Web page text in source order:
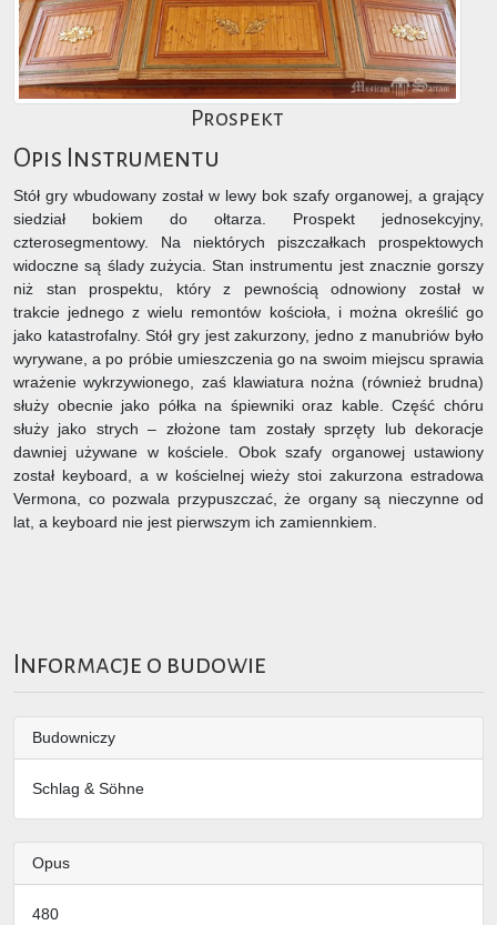
Prospekt
Opis Instrumentu
Stół gry wbudowany został w lewy bok szafy organowej, a grający
siedział bokiem do ołtarza. Prospekt jednosekcyjny,
czterosegmentowy. Na niektórych piszczałkach prospektowych
widoczne są ślady zużycia. Stan instrumentu jest znacznie gorszy
niż stan prospektu, który z pewnością odnowiony został w
trakcie jednego z wielu remontów kościoła, i można określić go
jako katastrofalny. Stół gry jest zakurzony, jedno z manubriów było
wyrywane, a po próbie umieszczenia go na swoim miejscu sprawia
wrażenie wykrzywionego, zaś klawiatura nożna (również brudna)
służy obecnie jako półka na śpiewniki oraz kable. Część chóru
służy jako strych – złożone tam zostały sprzęty lub dekoracje
dawniej używane w kościele. Obok szafy organowej ustawiony
został keyboard, a w kościelnej wieży stoi zakurzona estradowa
Vermona, co pozwala przypuszczać, że organy są nieczynne od
lat, a keyboard nie jest pierwszym ich zamiennkiem.
Informacje o budowie
Budowniczy
Schlag & Sӧhne
Opus
480